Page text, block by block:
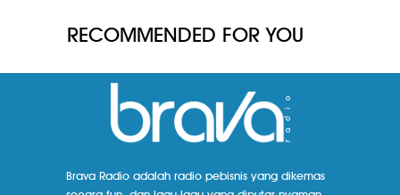
RECOMMENDED FOR YOU
Brava Radio adalah radio pebisnis yang dikemas